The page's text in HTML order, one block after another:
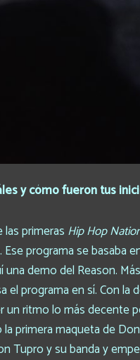
y cómo fueron tus
primeras Hip Hop
programa se basaba
demo del Reason.
el programa en sí. Con
un ritmo lo más decente
primera maqueta de
Tupro y su banda y